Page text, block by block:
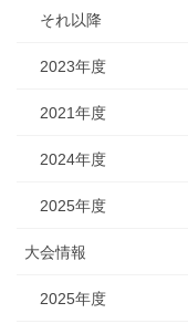
それ以降
2023年度
2021年度
2024年度
2025年度
大会情報
2025年度